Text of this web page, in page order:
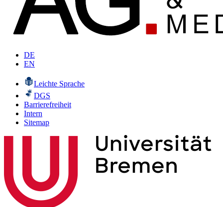
DE
EN
Leichte Sprache
DGS
Barrierefreiheit
Intern
Sitemap